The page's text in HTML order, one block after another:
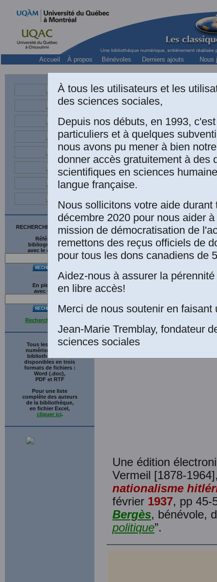
Accueil À propos Bénévoles Derniers ajouts Nous
RECHERCHE SUR LE SITE
Références
bibliographiques
avec le catalogue
En plein texte
avec G gle
Recherche avancée
Tous les ouvrages
numérisés de cette
bibliothèque sont
disponibles en trois
formats de fichiers :
Word (.doc),
PDF et RTF
Pour une liste
complète des auteurs
de la bibliothèque,
en fichier Excel,
cliquer ici.
Une édition
Vermeil [1878-
nationalisme
février 1937, pp 45-
Bergès, bénévole,
politique”.
À tous les utilisateurs et les
des sciences sociales,
Depuis nos débuts, en 1993,
particuliers et à quelques
nous avons pu mener à bien
donner accès gratuitement à des
scientifiques en sciences
langue française.
Nous sollicitons votre aide durant
décembre 2020 pour nous aider
mission de démocratisation de
remettons des reçus officiels de
pour tous les dons canadiens de
Aidez-nous à assurer la
en libre accès!
Merci de nous soutenir en faisant
Jean-Marie Tremblay, fondateur
sciences sociales